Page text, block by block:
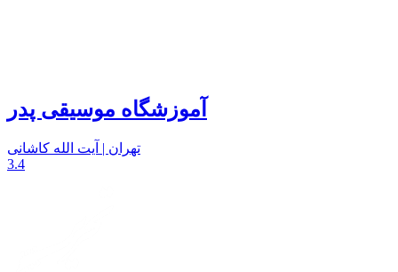
آموزشگاه موسیقی پدر
تهران | آیت الله کاشانی
3.4